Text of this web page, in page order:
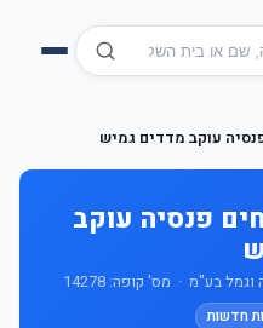
עוקב מדדים גמיש
פנסיה עוקב
בע"מ · מס' קופה: 14278
חדשות